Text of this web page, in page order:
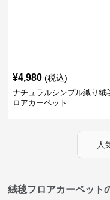
¥4,980 (税込)
ナチュラルシンプル織り絨
ロアカーペット
人
絨毯フロアカーペット